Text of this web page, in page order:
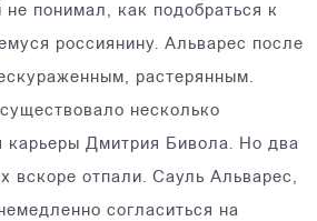
не понимал, как подобраться к
россиянину. Альварес после
растерянным.
несколько
карьеры Дмитрия Бивола. Но два
вскоре отпали. Сауль Альварес,
согласиться на